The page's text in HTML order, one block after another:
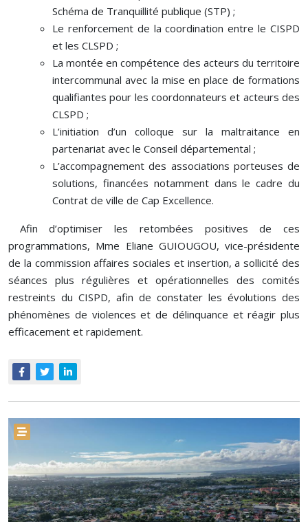
Schéma de Tranquillité publique (STP) ;
Le renforcement de la coordination entre le CISPD
et les CLSPD ;
La montée en compétence des acteurs du territoire
intercommunal avec la mise en place de formations
qualifiantes pour les coordonnateurs et acteurs des
CLSPD ;
L’initiation d’un colloque sur la maltraitance en
partenariat avec le Conseil départemental ;
L’accompagnement des associations porteuses de
solutions, financées notamment dans le cadre du
Contrat de ville de Cap Excellence.
Afin d’optimiser les retombées positives de ces
programmations, Mme Eliane GUIOUGOU, vice-présidente
de la commission affaires sociales et insertion, a sollicité des
séances plus régulières et opérationnelles des comités
restreints du CISPD, afin de constater les évolutions des
phénomènes de violences et de délinquance et réagir plus
efficacement et rapidement.